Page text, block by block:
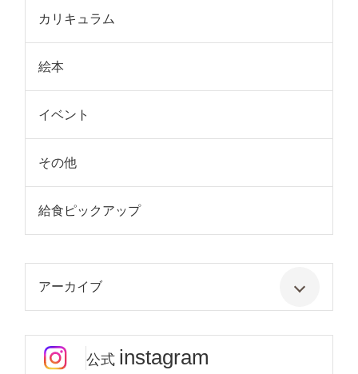
カリキュラム
絵本
イベント
その他
給食ピックアップ
アーカイブ
公式 instagram